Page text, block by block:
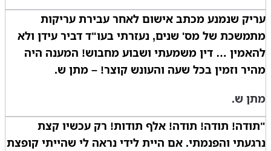
עריק שנמנע מכתב אישום לאחר עבירת עריקות
מתמשכת של מס' שנים, נעזרתי בעו"ד דביר עידן ולא
להאמין … דין משמעתי ושבוע מחבוש! המענה היה
מהיר וזמין בכל שעה והעונש קוצר! – מתן ש.
מתן ש.
"תודה! תודה! תודה! אלף תודות! רק עכשיו קצת
נרגעתי והפנמתי. אם היית לידי נראה לי שהייתי קופצת